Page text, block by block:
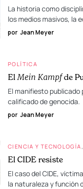
La historia como
los medios masivos, la
por Jean Meyer
POLÍTICA
El Mein Kampfde
El manifiesto publicado
calificado de genocida.
por Jean Meyer
CIENCIA Y TECNOLOGÍA
El CIDE resiste
El caso del CIDE,
la naturaleza y función